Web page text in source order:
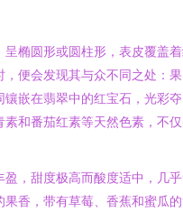
椭圆形或圆柱形，表皮覆盖
便会发现其与众不同之处：
嵌在翡翠中的红宝石，光彩夺
和番茄红素等天然色素，不
，甜度极高而酸度适中，几
香，带有草莓、香蕉和蜜瓜